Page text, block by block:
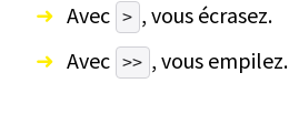
Avec > , vous écrasez.
Avec
>> , vous empilez.